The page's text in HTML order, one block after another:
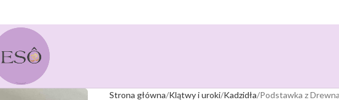
Strona główna Klątwy i uroki Kadzidła Podstawka z